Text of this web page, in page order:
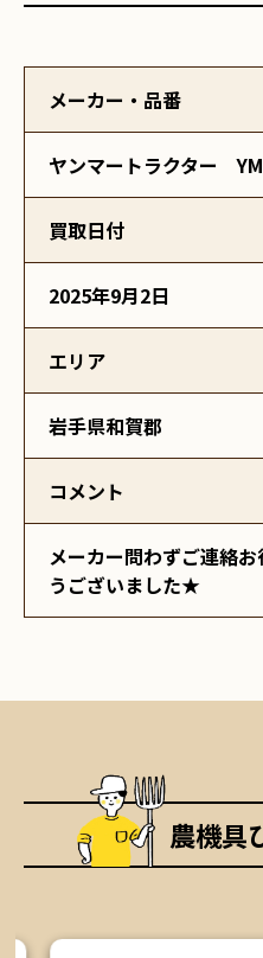
メーカー・品番
ヤンマートラクター
買取日付
2025年9月2日
エリア
岩手県和賀郡
コメント
メーカー問わずご連絡
うございました★
農機具